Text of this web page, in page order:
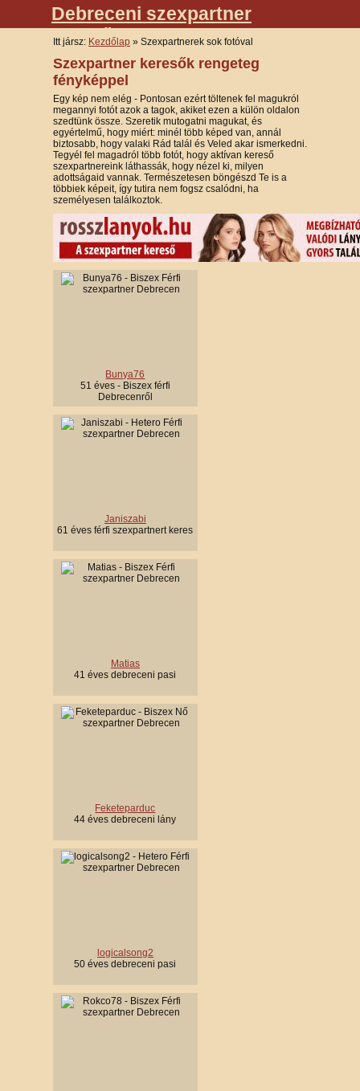
Debreceni szexpartner
kereső
Női szexpartnerek
Itt jársz: Kezdőlap » Szexpartnerek sok fotóval
Szexpartner keresők rengeteg
fényképpel
Egy kép nem elég - Pontosan ezért töltenek fel magukról
megannyi fotót azok a tagok, akiket ezen a külön oldalon
szedtünk össze. Szeretik mutogatni magukat, és
egyértelmű, hogy miért: minél több képed van, annál
biztosabb, hogy valaki Rád talál és Veled akar ismerkedni.
Tegyél fel magadról több fotót, hogy aktívan kereső
szexpartnereink láthassák, hogy nézel ki, milyen
adottságaid vannak. Természetesen böngészd Te is a
többiek képeit, így tutira nem fogsz csalódni, ha
személyesen találkoztok.
Bunya76
51 éves - Biszex férfi
Debrecenről
Janiszabi
61 éves férfi szexpartnert keres
Matias
41 éves debreceni pasi
Feketeparduc
44 éves debreceni lány
logicalsong2
50 éves debreceni pasi